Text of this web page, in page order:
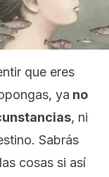
que eres
ya no
, ni
Sabrás
cosas si así